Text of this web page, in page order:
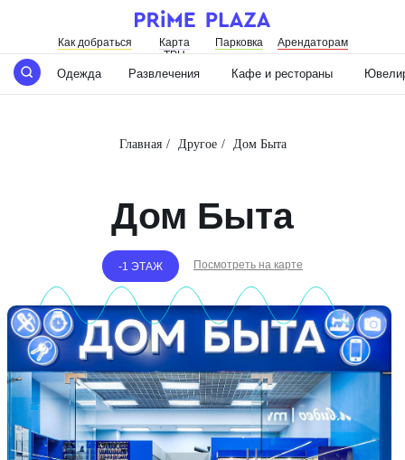
Как добраться
Карта
ТРЦ
Арендаторам
Парковка
Развлечения Кафе и рестораны
Одежда
Главная / Другое / Дом Быта
Дом Быта
-1 ЭТАЖ Посмотреть на карте